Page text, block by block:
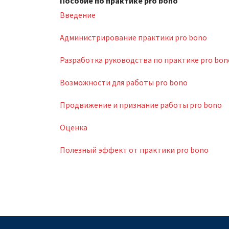
Введение
Администрирование практики pro bono
Разработка руководства по практике pro
Возможности для работы pro bono
Продвижение и признание работы pro bono
Оценка
Полезный эффект от практики pro bono